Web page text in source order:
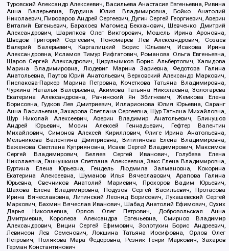
Туровский Александр Алексеевич, Васильева Анастасия Евгеньевна, Ривина
Анна Валерьевна, Бурдина Юлия Владимировна, Бойко Анатолий
Николаевич, Пивоваров Андрей Сергеевич, Дугин Сергей Георгиевич, Аверин
Виталий Евгеньевич, Барахоев Магомед Бекханович, Шевченко Дмитрий
Александрович, Шарипков Олег Викторович, Мошель Ирина Ароновна,
Шведов Григорий Сергеевич, Пономарев Лев Александрович, Созаев
Валерий Валерьевич, Каргалицкий Борис Юльевич, Исакова Ирина
Александровна, Исламов Тимур Рифгатович, Романова Ольга Евгеньевна,
Щаров Сергей Алексадрович, Цирульников Борис Альбертович, Халидова
Марина Владимировна, Людевиг Марина Зариевна, Федотова Галина
Анатольевна, Паутов Юрий Анатольевич, Верховский Александр Маркович,
Пислакова-Паркер Марина Петровна, Кочеткова Татьяна Владимировна,
Чуркина Наталья Валерьевна, Акимова Татьяна Николаевна, Золотарева
Екатерина Александровна, Рачинский Ян Збигневич, Жемкова Елена
Борисовна, Гудков Лев Дмитриевич, Илларионова Юлия Юрьевна, Саранг
Анна Васильевна, Захарова Светлана Сергеевна, Щур Татьяна Михайловна,
Щур Николай Алексеевич, Аверин Владимир Анатольевич, Блинушов
Андрей Юрьевич, Мосин Алексей Геннадьевич, Гефтер Валентин
Михайлович, Симонов Алексей Кириллович, Флиге Ирина Анатольевна,
Мельникова Валентина Дмитриевна, Вититинова Елена Владимировна,
Баженова Светлана Куприяновна, Исаев Сергей Владимирович, Максимов
Сергей Владимирович, Беляев Сергей Иванович, Голубева Елена
Николаевна, Ганнушкина Светлана Алексеевна, Закс Елена Владимировна,
Буртина Елена Юрьевна, Гендель Людмила Залмановна, Кокорина
Екатерина Алексеевна, Шуманов Илья Вячеславович, Арапова Галина
Юрьевна, Свечников Анатолий Мариевич, Прохоров Вадим Юрьевич,
Шахова Елена Владимировна, Подузов Сергей Васильевич, Протасова
Ирина Вячеславовна, Литинский Леонид Борисович, Лукашевский Сергей
Маркович, Бахмин Вячеслав Иванович, Шабад Анатолий Ефимович, Сухих
Дарья Николаевна, Орлов Олег Петрович, Добровольская Анна
Дмитриевна, Королева Александра Евгеньевна, Смирнов Владимир
Александрович, Вицин Сергей Ефимович, Золотухин Борис Андреевич,
Левинсон Лев Семенович, Локшина Татьяна Иосифовна, Орлов Олег
Петрович, Полякова Мара Федоровна, Резник Генри Маркович, Захаров
Герман Константинович